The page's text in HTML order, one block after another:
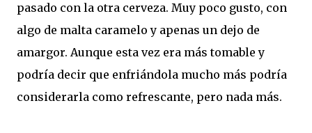
pasado con la otra cerveza. Muy poco gusto, con
algo de malta caramelo y apenas un dejo de
amargor. Aunque esta vez era más tomable y
podría decir que enfriándola mucho más podría
considerarla como refrescante, pero nada más.